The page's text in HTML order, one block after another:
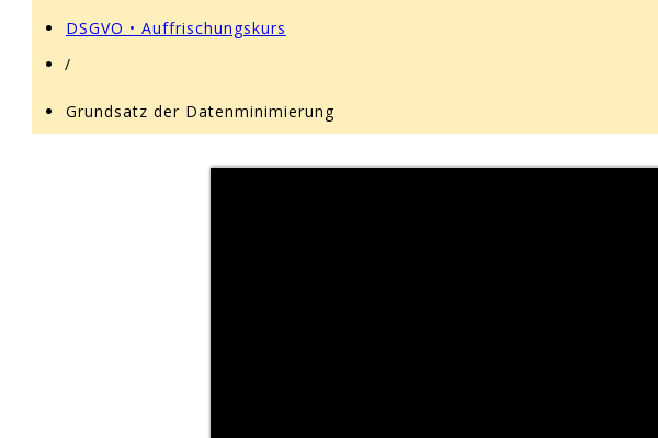
DSGVO • Auffrischungskurs
/
Grundsatz der Datenminimierung